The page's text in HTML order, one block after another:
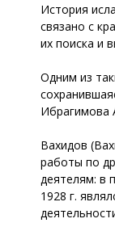
История
связано с
их поиска и
Одним из
Ибрагимова
Вахидов
работы по
деятелям: в
1928 г.